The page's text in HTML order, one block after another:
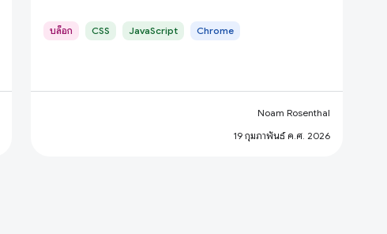
บล็อก CSS JavaScript Chrome
Noam Rosenthal
19 กุมภาพันธ์ ค.ศ. 2026